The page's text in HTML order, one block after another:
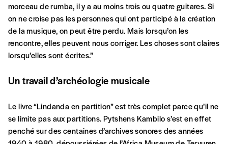
INSCRIPTION
*champs obligatoires
NOS
FORMULES
Abonnement
1 an = 5 numéros
20€*/an
morceau de rumba, il y a au moins trois ou quatre guitares. Si
on ne croise pas les personnes qui ont participé à la création
de la musique, on peut être perdu. Mais lorsqu’on les
rencontre, elles peuvent nous corriger. Les choses sont claires
lorsqu’elles sont écrites.”
Un travail d’archéologie musicale
Le livre “Lindanda en partition” est très complet parce qu’il ne
se limite pas aux partitions. Pytshens Kambilo s’est en effet
penché sur des centaines d’archives sonores des années